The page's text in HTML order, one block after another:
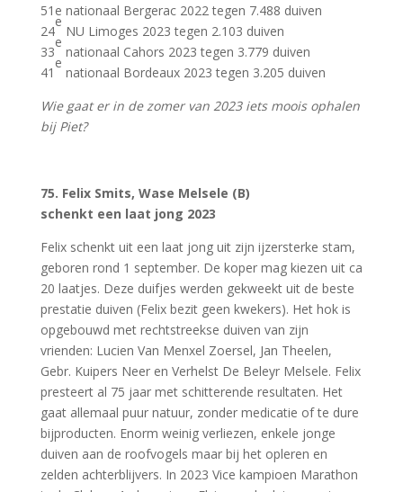
51e nationaal Bergerac 2022 tegen 7.488 duiven
24
e
NU Limoges 2023 tegen 2.103 duiven
33
e
nationaal Cahors 2023 tegen 3.779 duiven
41
e
nationaal Bordeaux 2023 tegen 3.205 duiven
Wie gaat er in de zomer van 2023 iets moois ophalen
bij Piet?
75. Felix Smits, Wase Melsele (B)
schenkt een laat jong 2023
Felix schenkt uit een laat jong uit zijn ijzersterke stam,
geboren rond 1 september. De koper mag kiezen uit ca
20 laatjes. Deze duifjes werden gekweekt uit de beste
prestatie duiven (Felix bezit geen kwekers). Het hok is
opgebouwd met rechtstreekse duiven van zijn
vrienden: Lucien Van Menxel Zoersel, Jan Theelen,
Gebr. Kuipers Neer en Verhelst De Beleyr Melsele. Felix
presteert al 75 jaar met schitterende resultaten. Het
gaat allemaal puur natuur, zonder medicatie of te dure
bijproducten. Enorm weinig verliezen, enkele jonge
duiven aan de roofvogels maar bij het opleren en
zelden achterblijvers. In 2023 Vice kampioen Marathon